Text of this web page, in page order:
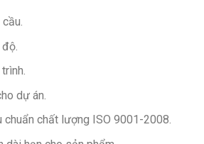
dự án.
chuẩn chất lượng ISO 9001-2008.